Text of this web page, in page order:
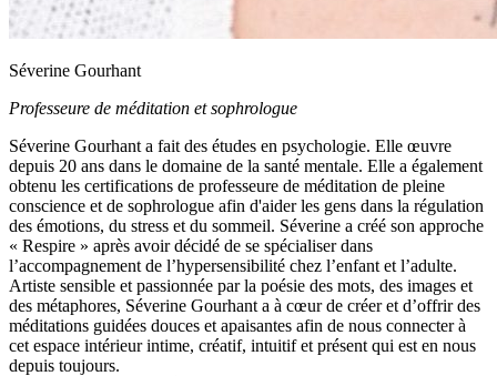
Séverine Gourhant
Professeure de méditation et sophrologue
Séverine Gourhant a fait des études en psychologie. Elle œuvre
depuis 20 ans dans le domaine de la santé mentale. Elle a également
obtenu les certifications de professeure de méditation de pleine
conscience et de sophrologue afin d'aider les gens dans la régulation
des émotions, du stress et du sommeil. Séverine a créé son approche
« Respire » après avoir décidé de se spécialiser dans
l’accompagnement de l’hypersensibilité chez l’enfant et l’adulte.
Artiste sensible et passionnée par la poésie des mots, des images et
des métaphores, Séverine Gourhant a à cœur de créer et d’offrir des
méditations guidées douces et apaisantes afin de nous connecter à
cet espace intérieur intime, créatif, intuitif et présent qui est en nous
depuis toujours.